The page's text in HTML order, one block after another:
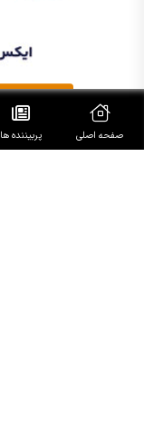
صفحه اصلی پربیننده ها